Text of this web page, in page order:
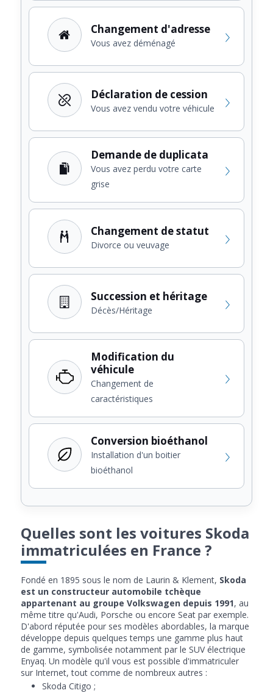
Changement d'adresse
Vous avez déménagé
Déclaration de cession
Vous avez vendu votre véhicule
Demande de duplicata
Vous avez perdu votre carte
grise
Changement de statut
Divorce ou veuvage
Succession et héritage
Décès/Héritage
Modification du
véhicule
Changement de
caractéristiques
Conversion bioéthanol
Installation d'un boitier
bioéthanol
Quelles sont les voitures Skoda
immatriculées en France ?
Fondé en 1895 sous le nom de Laurin & Klement, Skoda
est un constructeur automobile tchèque
appartenant au groupe Volkswagen depuis 1991, au
même titre qu'Audi, Porsche ou encore Seat par exemple.
D'abord réputée pour ses modèles abordables, la marque
développe depuis quelques temps une gamme plus haut
de gamme, symbolisée notamment par le SUV électrique
Enyaq. Un modèle qu'il vous est possible d'immatriculer
sur Internet, tout comme de nombreux autres :
Skoda Citigo ;